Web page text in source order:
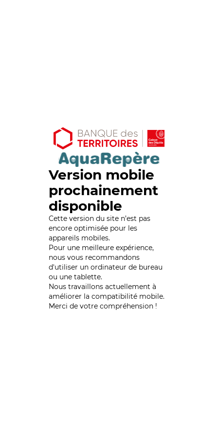
Version mobile
prochainement
disponible
Cette version du site n’est pas
encore optimisée pour les
appareils mobiles.
Pour une meilleure expérience,
nous vous recommandons
d'utiliser un ordinateur de bureau
ou une tablette.
Nous travaillons actuellement à
améliorer la compatibilité mobile.
Merci de votre compréhension !